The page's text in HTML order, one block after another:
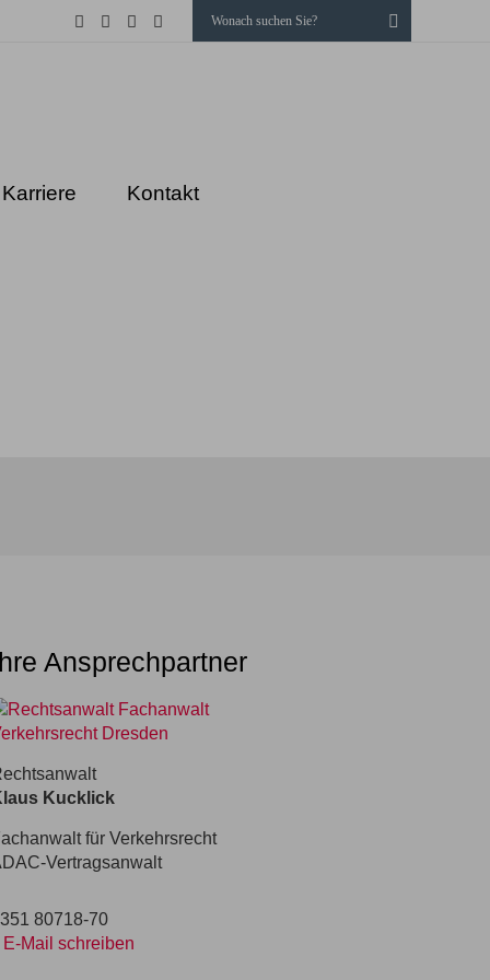
LinkedInFacebookInstagram
Karriere Kontakt
Ansprechpartner
Kucklick
für Verkehrsrecht
Vertragsanwalt
80718-70
E-Mail schreiben